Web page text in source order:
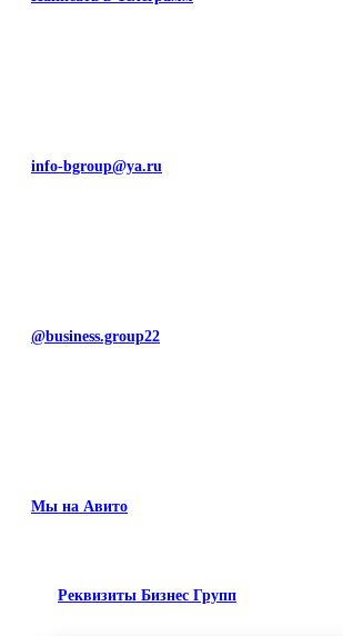
info-bgroup@ya.ru
@business.group22
Мы на Авито
Реквизиты Бизнес Групп